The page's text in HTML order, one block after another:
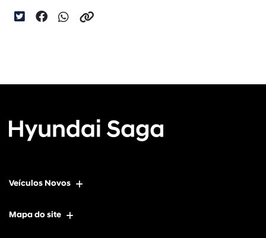
Veículos Novos
Mapa do site